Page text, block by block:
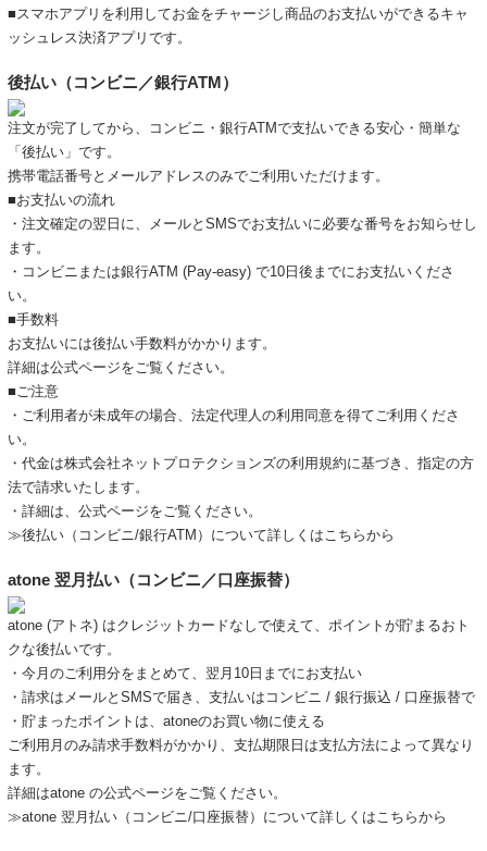
■スマホアプリを利用してお金をチャージし商品のお支払いができるキャ
ッシュレス決済アプリです。
後払い（コンビニ／銀行ATM）
注文が完了してから、コンビニ・銀行ATMで支払いできる安心・簡単な
「後払い」です。
携帯電話番号とメールアドレスのみでご利用いただけます。
■お支払いの流れ
・注文確定の翌日に、メールとSMSでお支払いに必要な番号をお知らせし
ます。
・コンビニまたは銀行ATM (Pay-easy) で10日後までにお支払いくださ
い。
■手数料
お支払いには後払い手数料がかかります。
詳細は公式ページをご覧ください。
■ご注意
・ご利用者が未成年の場合、法定代理人の利用同意を得てご利用くださ
い。
・代金は株式会社ネットプロテクションズの利用規約に基づき、指定の方
法で請求いたします。
・詳細は、 公式ページをご覧ください。
≫後払い（コンビニ/銀行ATM）について詳しくはこちらから
atone 翌月払い（コンビニ／口座振替）
atone (アトネ) はクレジットカードなしで使えて、ポイントが貯まるおト
クな後払いです。
・今月のご利用分をまとめて、翌月10日までにお支払い
・請求はメールとSMSで届き、支払いはコンビニ / 銀行振込 / 口座振替で
・貯まったポイントは、atoneのお買い物に使える
ご利用月のみ請求手数料がかかり、支払期限日は支払方法によって異なり
ます。
詳細はatone の公式ページをご覧ください。
≫atone 翌月払い（コンビニ/口座振替）について詳しくはこちらから